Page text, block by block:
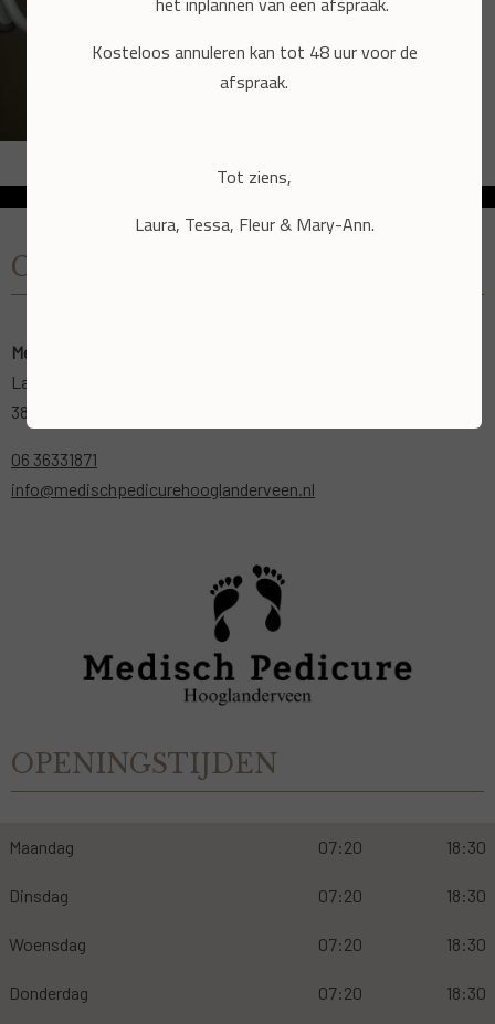
CONTACT
Medisch Pedicure Hooglanderveen
Landweg 1
3829 MK Hooglanderveen
06 36331871
info@medischpedicurehooglanderveen.nl
OPENINGSTIJDEN
Maandag 07:20 18:30
Dinsdag 07:20 18:30
Woensdag 07:20 18:30
Donderdag 07:20 18:30
Kosteloos annuleren kan tot 48 uur voor de
afspraak.
Tot ziens,
Laura, Tessa, Fleur & Mary-Ann.